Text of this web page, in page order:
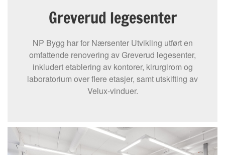
Greverud legesenter
NP Bygg har for Nærsenter Utvikling utført en
omfattende renovering av Greverud legesenter,
inkludert etablering av kontorer, kirurgirom og
laboratorium over flere etasjer, samt utskifting av
Velux-vinduer.